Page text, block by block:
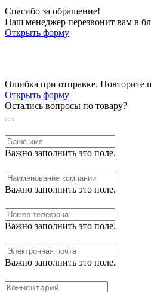
Спасибо за обращение!
Наш менеджер перезвонит вам в
Открыть форму
Ошибка при отправке. Повторите
Открыть форму
Остались вопросы по товару?
Важно заполнить это поле.
Важно заполнить это поле.
Важно заполнить это поле.
Важно заполнить это поле.